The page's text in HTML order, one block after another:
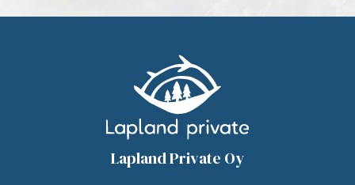
Lapland Private Oy